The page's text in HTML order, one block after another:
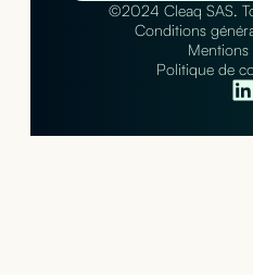
©2024 Cleaq SAS.
Conditions
Mentions
Politique de